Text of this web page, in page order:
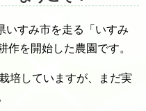
いすみ市を走る「いすみ
作を開始した農園です。
培していますが、まだ実